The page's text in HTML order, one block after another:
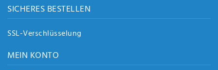
SICHERES BESTELLEN
SSL-Verschlüsselung
MEIN KONTO